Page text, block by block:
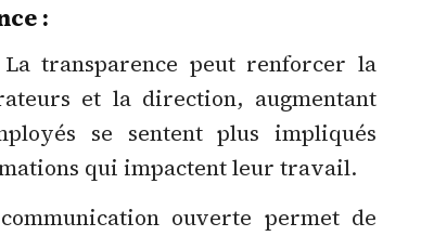
:
transparence peut renforcer la
et la direction, augmentant
se sentent plus impliqués
qui impactent leur travail.
ouverte permet de